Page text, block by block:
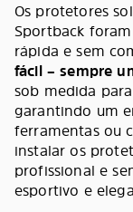
Os protetores
Sportback
rápida e sem
fácil – sempre
sob medida
garantindo um
ferramentas ou
instalar os
profissional e
esportivo e